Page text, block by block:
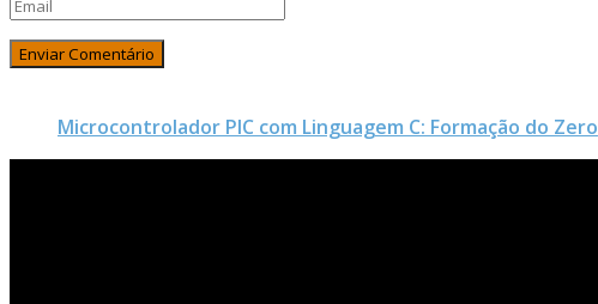
Microcontrolador PIC com Linguagem C: Formação do Zero